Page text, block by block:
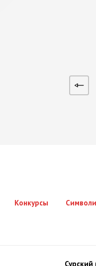
Конкурсы
Сурский